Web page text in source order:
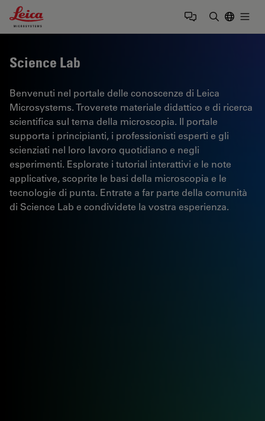
Leica Microsystems Logo
Science Lab
Benvenuti nel portale delle conoscenze di Leica
Microsystems. Troverete materiale didattico e di ricerca
scientifica sul tema della microscopia. Il portale
supporta i principianti, i professionisti esperti e gli
scienziati nel loro lavoro quotidiano e negli
esperimenti. Esplorate i tutorial interattivi e le note
applicative, scoprite le basi della microscopia e le
tecnologie di punta. Entrate a far parte della comunità
di Science Lab e condividete la vostra esperienza.